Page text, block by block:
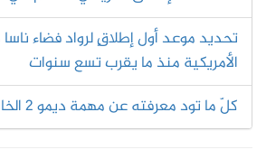
تحديد موعد أول إطلاقٍ لرواد فضاء
الأمريكية منذ ما يقرب تسع سنوات
كلّ ما تود معرفته عن مهمة ديمو 2 الخاصة بسبيس إكس